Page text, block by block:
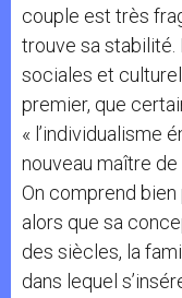
couple est très
trouve sa
sociales et
premier, que
« l’individualisme
nouveau maître de
On comprend
alors que sa
des siècles, la
dans lequel